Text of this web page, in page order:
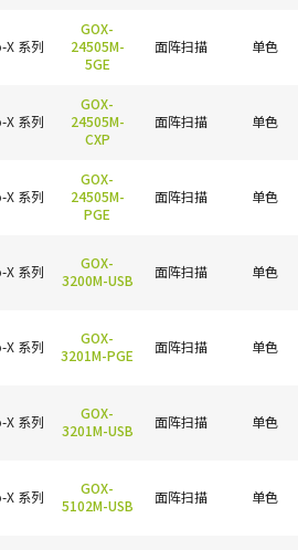
X 系列
GOX-
24505M-
5GE
面阵扫描 单色
X 系列
GOX-
24505M-
CXP
面阵扫描 单色
X 系列
GOX-
24505M-
PGE
面阵扫描 单色
X 系列
GOX-
3200M-USB
面阵扫描 单色
X 系列
GOX-
3201M-PGE
面阵扫描 单色
X 系列
GOX-
3201M-USB
面阵扫描 单色
X 系列
GOX-
5102M-USB
面阵扫描 单色